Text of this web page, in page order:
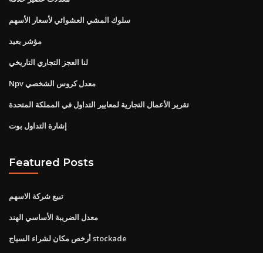
سلوك المشي العشوائي لأسعار الأسهم
مؤشر بعيد
لنا العجز التجاري التاريخي
Npv معدل كروس الشخصي
تقرير الأعمال التجارية لمعايير التداول في المملكة المتحدة
إشارة التداول بوت
Featured Posts
تبيع شركة الاسهم
معدل الضريبة الأساسي الهند
أرخص مكان لشراء السياج stockade